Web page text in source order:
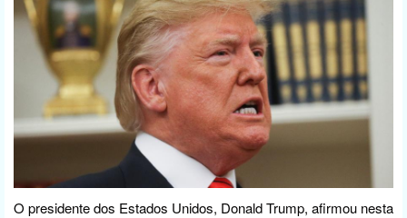
O presidente dos Estados Unidos, Donald Trump, afirmou nesta